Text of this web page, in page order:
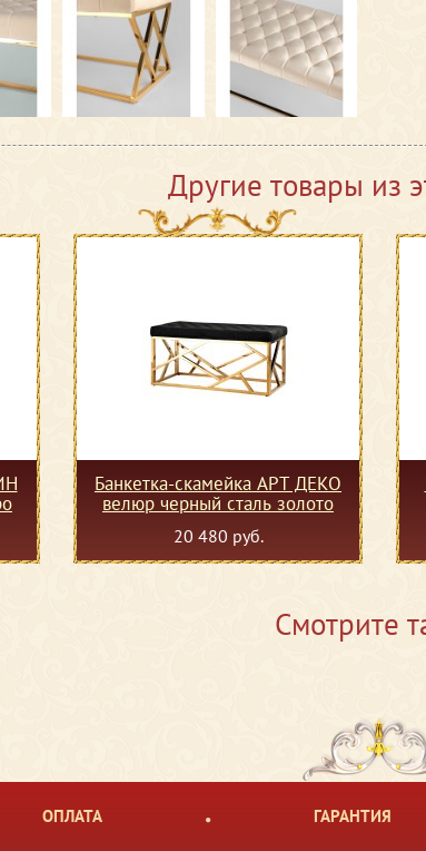
Другие товары из
Банкетка-скамейка АРТ ДЕКО
велюр черный сталь золото
20 480 руб.
Смотрите
ОПЛАТА ГАРАНТИЯ